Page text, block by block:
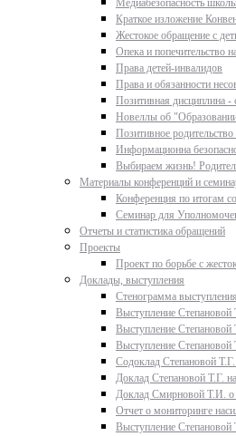
Медиабезопасность
Краткое изложение
Жестокое обращение с
Опека и попечительство
Права детей-инвалидов
Права и обязанности
Позитивная дисциплина -
Новеллы об
Позитивное родительство
Информационна
Выбираем жизнь!
Материалы конференций и
Конференция по итогам
Семинар для
Отчеты и статистика обращений
Проекты
Проект по борьбе с
Доклады, выступления
Стенограмма
Выступление
Выступление Степановой
Выступление Степановой
Содоклад Степановой
Доклад Степановой Т.Г.
Доклад Смирновой Т.И. о
Отчет о мониторинге
Выступление